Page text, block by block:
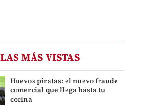
LAS MÁS VISTAS
Huevos piratas: el nuevo fraude
comercial que llega hasta tu
cocina